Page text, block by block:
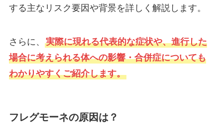
する主なリスク要因や背景を詳しく解説します。
さらに、 実際に現れる代表的な症状や、進行した
場合に考えられる体への影響・合併症についても
わかりやすくご紹介します。
フレグモーネの原因は？